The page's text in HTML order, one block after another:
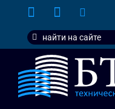
content
Search
for: